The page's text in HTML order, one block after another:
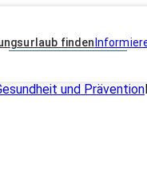
finden
und Prävention